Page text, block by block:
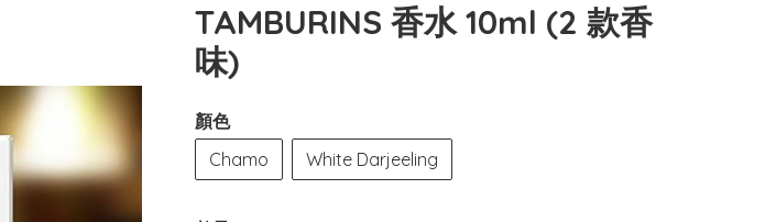
TAMBURINS 香水 10ml (2 款香
味)
顏色
Chamo
White Darjeeling